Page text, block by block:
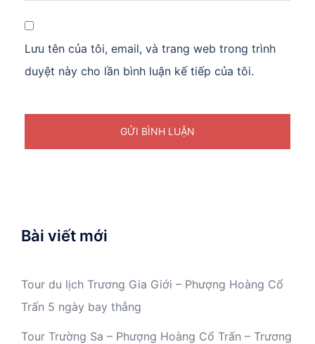
Lưu tên của tôi, email, và trang web trong trình
duyệt này cho lần bình luận kế tiếp của tôi.
Bài viết mới
Tour du lịch Trương Gia Giới – Phượng Hoàng Cổ
Trấn 5 ngày bay thẳng
Tour Trường Sa – Phượng Hoàng Cổ Trấn – Trương